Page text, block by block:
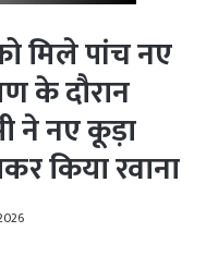
मिले पांच नए
के दौरान
ने नए कूड़ा
किया रवाना